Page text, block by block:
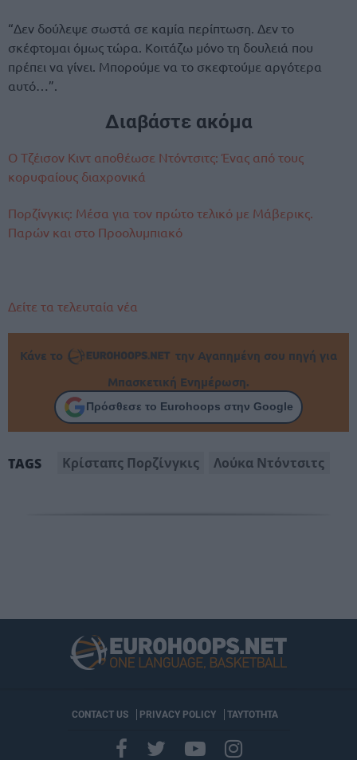
“Δεν δούλεψε σωστά σε καμία περίπτωση. Δεν το
σκέφτομαι όμως τώρα. Κοιτάζω μόνο τη δουλειά που
πρέπει να γίνει. Μπορούμε να το σκεφτούμε αργότερα
αυτό…”.
Διαβάστε ακόμα
Ο Τζέισον Κιντ αποθέωσε Ντόντσιτς: Ένας από τους
κορυφαίους διαχρονικά
Πορζίνγκις: Μέσα για τον πρώτο τελικό με Μάβερικς.
Παρών και στο Προολυμπιακό
Δείτε τα τελευταία νέα
Κάνε το
την Αγαπημένη σου πηγή για
Μπασκετική Ενημέρωση.
Πρόσθεσε το Eurohoops στην Google
TAGS Κρίσταπς Πορζίνγκις Λούκα Ντόντσιτς
CONTACT US PRIVACY POLICY ΤΑΥΤΟΤΗΤΑ